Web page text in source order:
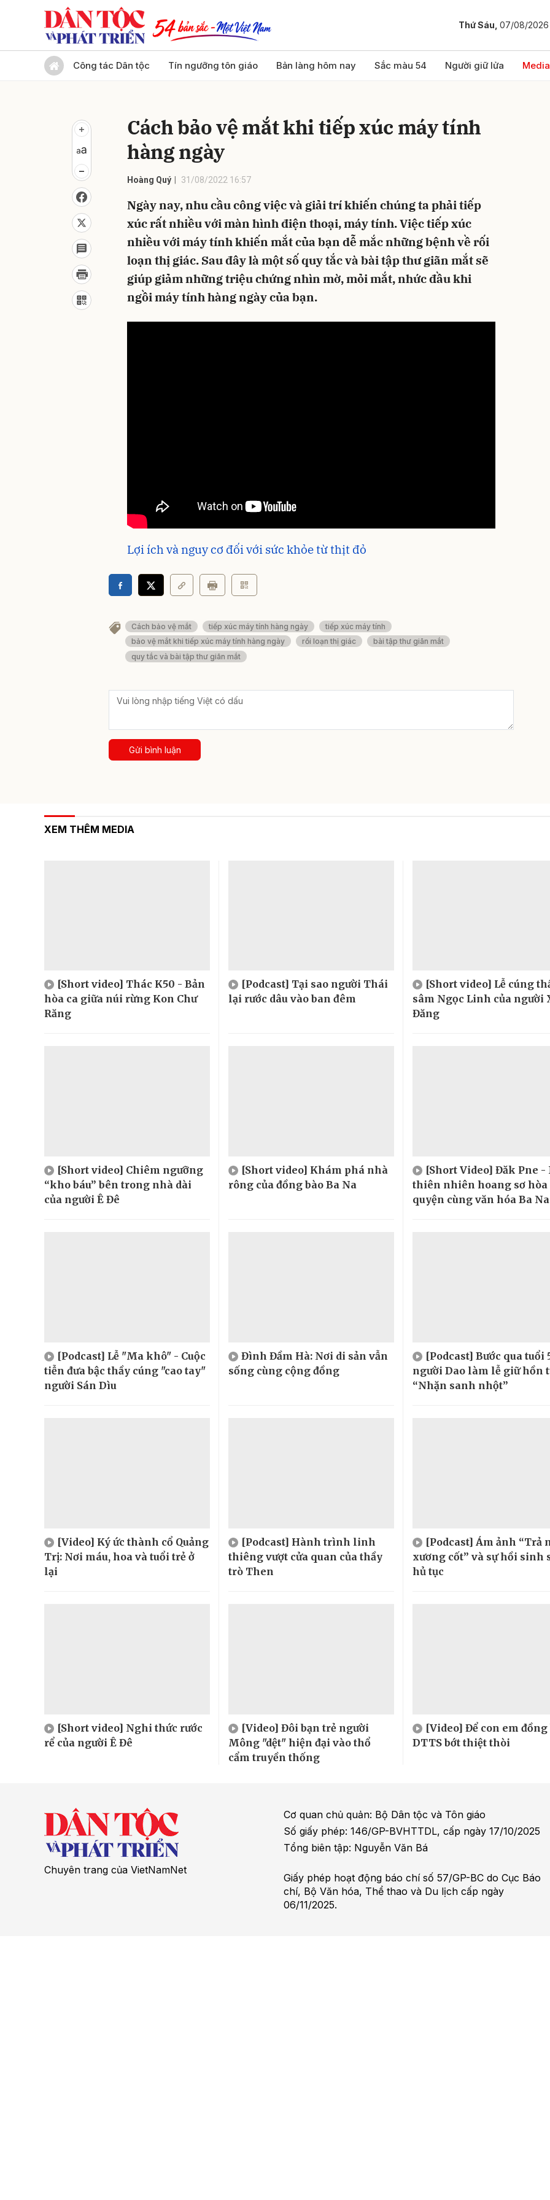
Thứ Sáu, 07/08/2026
Công tác Dân tộc Tín ngưỡng tôn giáo Bản làng hôm nay Sắc màu 54 Người giữ lửa Media
Cách bảo vệ mắt khi tiếp xúc máy tính
hàng ngày
Hoàng Quý 31/08/2022 16:57
Ngày nay, nhu cầu công việc và giải trí khiến chúng ta phải tiếp
xúc rất nhiều với màn hình điện thoại, máy tính. Việc tiếp xúc
nhiều với máy tính khiến mắt của bạn dễ mắc những bệnh về rối
loạn thị giác. Sau đây là một số quy tắc và bài tập thư giãn mắt sẽ
giúp giảm những triệu chứng nhìn mờ, mỏi mắt, nhức đầu khi
ngồi máy tính hàng ngày của bạn.
Lợi ích và nguy cơ đối với sức khỏe từ thịt đỏ
Cách bảo vệ mắt tiếp xúc máy tính hàng ngày
tiếp xúc máy tính
bảo vệ mắt khi tiếp xúc máy tính hàng ngày
rối loạn thị giác
bài tập thư giãn mắt
quy tắc và bài tập thư giãn mắt
Gửi bình luận
XEM THÊM MEDIA
[Short video] Thác K50 - Bản
hòa ca giữa núi rừng Kon Chư
Răng
[Podcast] Tại sao người Thái
lại rước dâu vào ban đêm
[Short video] Lễ cúng
sâm Ngọc Linh của người
Đăng
[Short video] Chiêm ngưỡng
“kho báu” bên trong nhà dài
của người Ê Đê
[Short video] Khám phá nhà
rông của đồng bào Ba Na
[Short Video] Đăk Pne -
thiên nhiên hoang sơ hòa
quyện cùng văn hóa Ba Na
[Podcast] Lễ "Ma khô" - Cuộc
tiễn đưa bậc thầy cúng "cao tay"
người Sán Dìu
Đình Đầm Hà: Nơi di sản vẫn
sống cùng cộng đồng
[Podcast] Bước qua tuổi
người Dao làm lễ giữ hồn
“Nhặn sanh nhột”
[Video] Ký ức thành cổ Quảng
Trị: Nơi máu, hoa và tuổi trẻ ở
lại
[Podcast] Hành trình linh
thiêng vượt cửa quan của thầy
trò Then
[Podcast] Ám ảnh “Trả
xương cốt” và sự hồi sinh
hủ tục
[Short video] Nghi thức rước
rể của người Ê Đê
[Video] Đôi bạn trẻ người
Mông "dệt" hiện đại vào thổ
cẩm truyền thống
[Video] Để con em đồng
DTTS bớt thiệt thòi
Chuyên trang của VietNamNet
Cơ quan chủ quản: Bộ Dân tộc và Tôn giáo
Số giấy phép: 146/GP-BVHTTDL, cấp ngày 17/10/2025
Tổng biên tập: Nguyễn Văn Bá
Giấy phép hoạt động báo chí số 57/GP-BC do Cục Báo
chí, Bộ Văn hóa, Thể thao và Du lịch cấp ngày
06/11/2025.
Gửi bình luận